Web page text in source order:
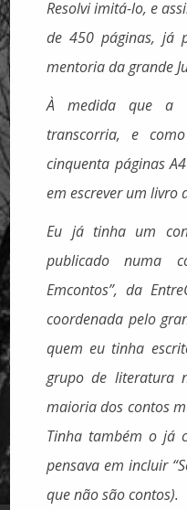
Resolvi imitá-lo, e
de 450 páginas, já
mentoria da grande
À medida que a
transcorria, e
cinquenta páginas
em escrever um livro
Eu já tinha um
publicado numa
Emcontos”, da
coordenada pelo
quem eu tinha
grupo de literatura
maioria dos contos
Tinha também o já
pensava em incluir
que não são contos).